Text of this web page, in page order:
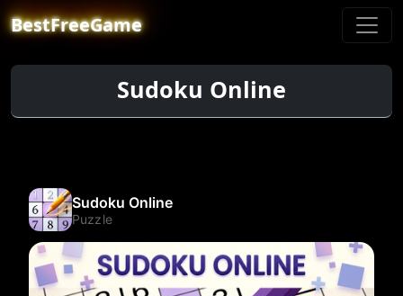
BestFreeGame
Sudoku Online